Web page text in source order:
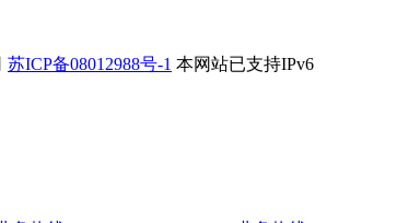
苏ICP备08012988号-1 本网站已支持IPv6